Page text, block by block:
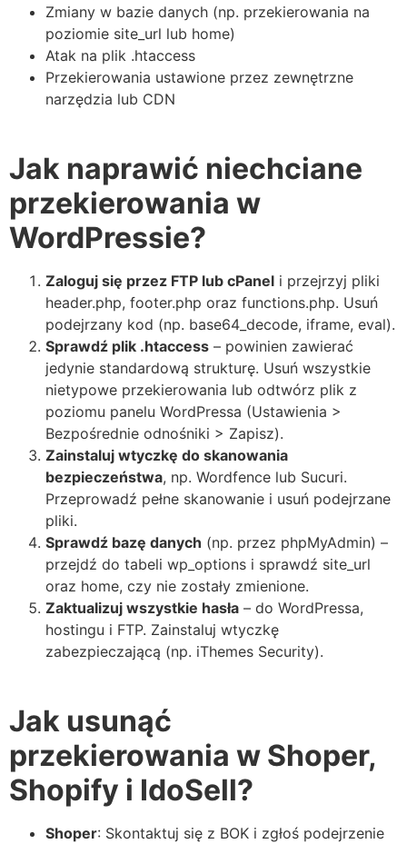
Zmiany w bazie danych (np. przekierowania na
poziomie site_url lub home)
Atak na plik .htaccess
Przekierowania ustawione przez zewnętrzne
narzędzia lub CDN
Jak naprawić niechciane
przekierowania w
WordPressie?
Zaloguj się przez FTP lub cPanel i przejrzyj pliki
header.php, footer.php oraz functions.php. Usuń
podejrzany kod (np. base64_decode, iframe, eval).
Sprawdź plik .htaccess – powinien zawierać
jedynie standardową strukturę. Usuń wszystkie
nietypowe przekierowania lub odtwórz plik z
poziomu panelu WordPressa (Ustawienia >
Bezpośrednie odnośniki > Zapisz).
Zainstaluj wtyczkę do skanowania
bezpieczeństwa, np. Wordfence lub Sucuri.
Przeprowadź pełne skanowanie i usuń podejrzane
pliki.
Sprawdź bazę danych (np. przez phpMyAdmin) –
przejdź do tabeli wp_options i sprawdź site_url
oraz home, czy nie zostały zmienione.
Zaktualizuj wszystkie hasła – do WordPressa,
hostingu i FTP. Zainstaluj wtyczkę
zabezpieczającą (np. iThemes Security).
Jak usunąć
przekierowania w Shoper,
Shopify i IdoSell?
Shoper: Skontaktuj się z BOK i zgłoś podejrzenie